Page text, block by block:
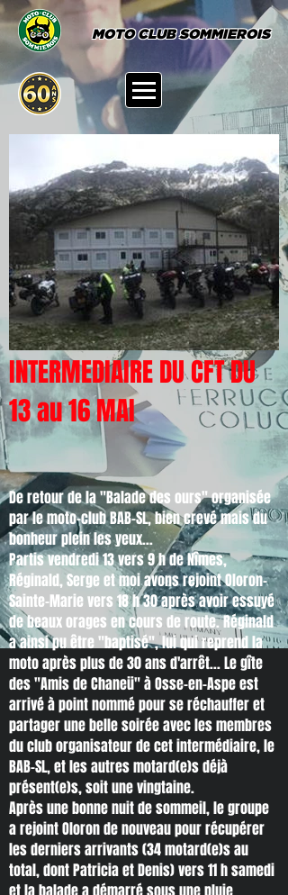
MOTO CLUB SOMMIEROIS
INTERMEDIAIRE DU CFT DU
13 au 16 MAI
De retour de la "Balade des ours" organisée
par le moto-club BAB-SL, bien crevé mais du
bonheur plein les yeux...
Partis vendredi 13 vers 9 h de Nîmes,
Réginald, Serge et moi avons rejoint Oloron-
Sainte-Marie vers 18 h 30 après avoir essuyé
de beaux orages en cours de route. Réginald
a ainsi pu être "baptisé", lui qui reprend la
moto après plus de 30 ans d'arrêt... Le gîte
des "Amis de Chaneü" à Osse-en-Aspe est
arrivé à point nommé pour se réchauffer et
partager une belle soirée avec les membres
du club organisateur de cet intermédiaire, le
BAB-SL, et les autres motard(e)s déjà
présent(e)s, soit une vingtaine.
Après une bonne nuit de sommeil, le groupe
a rejoint Oloron de nouveau pour récupérer
les derniers arrivants (34 motard(e)s au
total, dont Patricia et Denis) vers 11 h samedi
et la balade a démarré sous une pluie